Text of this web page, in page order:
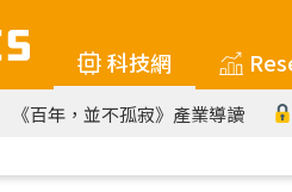
科技網
《百年，並不孤寂》產業導讀